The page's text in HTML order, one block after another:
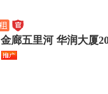
金廊五里河 华润大厦